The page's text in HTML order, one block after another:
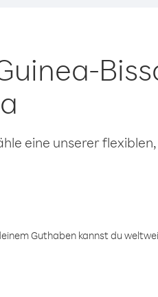
eine unserer
Guthaben kannst du